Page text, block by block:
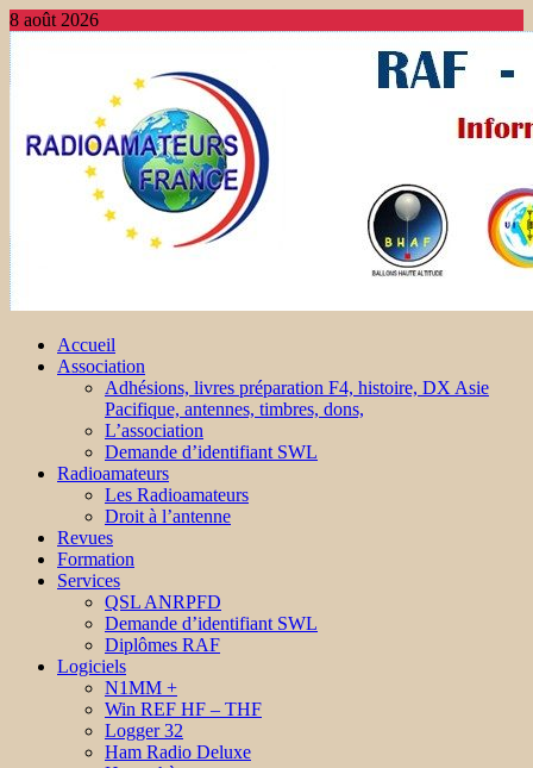
8 août 2026
Accueil
Association
Adhésions, livres préparation F4, histoire, DX Asie
Pacifique, antennes, timbres, dons,
L’association
Demande d’identifiant SWL
Radioamateurs
Les Radioamateurs
Droit à l’antenne
Revues
Formation
Services
QSL ANRPFD
Demande d’identifiant SWL
Diplômes RAF
Logiciels
N1MM +
Win REF HF – THF
Logger 32
Ham Radio Deluxe